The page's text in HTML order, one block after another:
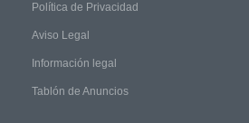
Política de Privacidad
Aviso Legal
Información legal
Tablón de Anuncios